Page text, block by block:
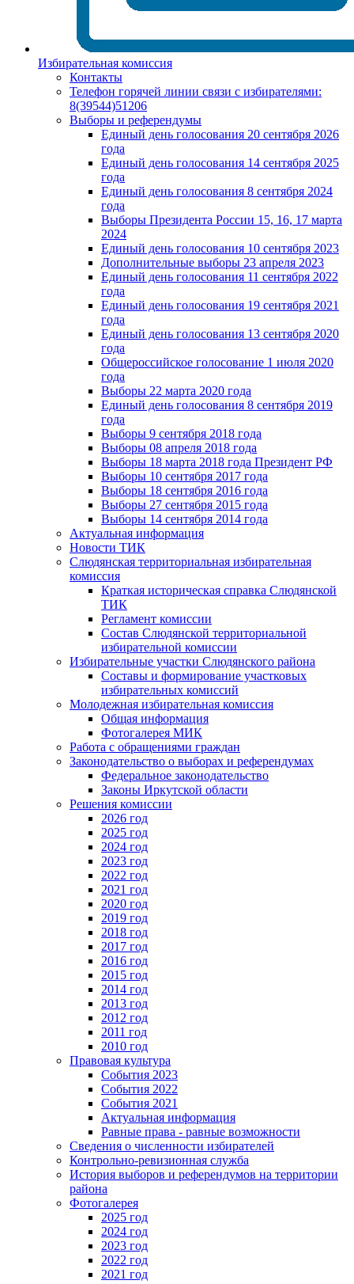
Избирательная комиссия
Контакты
Телефон горячей линии связи с избирателями:
8(39544)51206
Выборы и референдумы
Единый день голосования 20 сентября 2026
года
Единый день голосования 14 сентября 2025
года
Единый день голосования 8 сентября 2024
года
Выборы Президента России 15, 16, 17 марта
2024
Единый день голосования 10 сентября 2023
Дополнительные выборы 23 апреля 2023
Единый день голосования 11 сентября 2022
года
Единый день голосования 19 сентября 2021
года
Единый день голосования 13 сентября 2020
года
Общероссийское голосование 1 июля 2020
года
Выборы 22 марта 2020 года
Единый день голосования 8 сентября 2019
года
Выборы 9 сентября 2018 года
Выборы 08 апреля 2018 года
Выборы 18 марта 2018 года Президент РФ
Выборы 10 сентября 2017 года
Выборы 18 сентября 2016 года
Выборы 27 сентября 2015 года
Выборы 14 сентября 2014 года
Актуальная информация
Новости ТИК
Слюдянская территориальная избирательная
комиссия
Краткая историческая справка Слюдянской
ТИК
Регламент комиссии
Состав Слюдянской территориальной
избирательной комиссии
Избирательные участки Слюдянского района
Составы и формирование участковых
избирательных комиссий
Молодежная избирательная комиссия
Общая информация
Фотогалерея МИК
Работа с обращениями граждан
Законодательство о выборах и референдумах
Федеральное законодательство
Законы Иркутской области
Решения комиссии
2026 год
2025 год
2024 год
2023 год
2022 год
2021 год
2020 год
2019 год
2018 год
2017 год
2016 год
2015 год
2014 год
2013 год
2012 год
2011 год
2010 год
Правовая культура
События 2023
События 2022
События 2021
Актуальная информация
Равные права - равные возможности
Сведения о численности избирателей
Контрольно-ревизионная служба
История выборов и референдумов на территории
района
Фотогалерея
2025 год
2024 год
2023 год
2022 год
2021 год